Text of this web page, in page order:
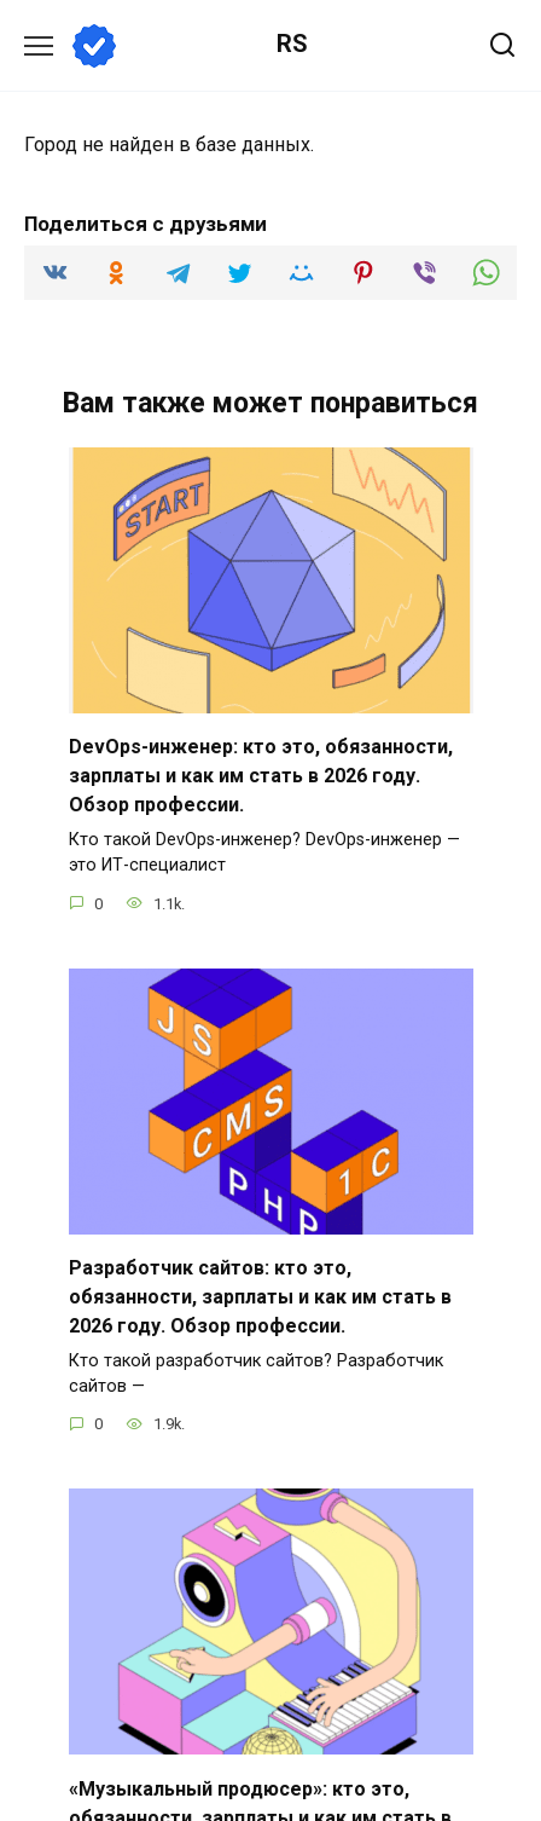
содержанию
RS
Город не найден в базе данных.
Поделиться с друзьями
Вам также может понравиться
DevOps-инженер: кто это, обязанности,
зарплаты и как им стать в 2026 году.
Обзор профессии.
Кто такой DevOps-инженер? DevOps-инженер —
это ИТ-специалист
0 1.1k.
Разработчик сайтов: кто это,
обязанности, зарплаты и как им стать в
2026 году. Обзор профессии.
Кто такой разработчик сайтов? Разработчик
сайтов —
0 1.9k.
«Музыкальный продюсер»: кто это,